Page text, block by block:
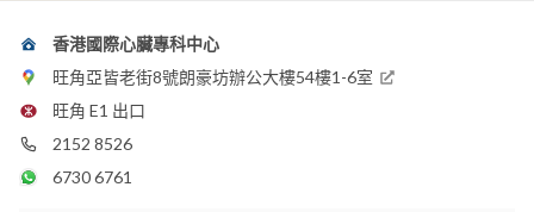
香港國際心臟專科中心
旺角亞皆老街8號朗豪坊辦公大樓54樓1-6室
旺角 E1 出口
2152 8526
6730 6761